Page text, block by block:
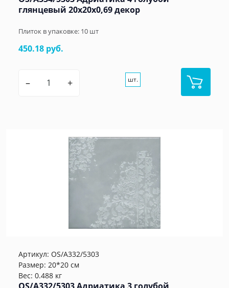
глянцевый 20x20x0,69 декор
Плиток в упаковке: 10 шт
450.18 руб.
– + шт.
Артикул: OS/A332/5303
Размер: 20*20 см
Вес: 0.488 кг